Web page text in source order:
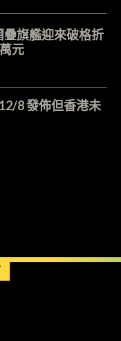
疊旗艦迎來破格折
元
8 發佈但香港未